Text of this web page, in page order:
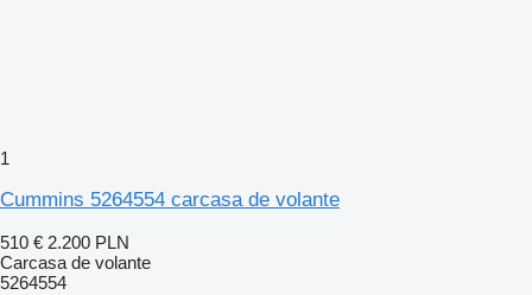
1
Cummins 5264554 carcasa de volante
510 € 2.200 PLN
Carcasa de volante
5264554